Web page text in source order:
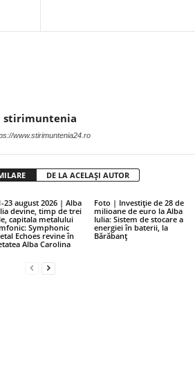
stirimuntenia
www.stirimuntenia24.ro
DE LA ACELAȘI AUTOR
23 august 2026 | Alba
devine, timp de trei
capitala metalului
Symphonic
Echoes revine în
Alba Carolina
Foto | Investiție de 28 de
milioane de euro la Alba
Iulia: Sistem de stocare a
energiei în baterii, la
Bărăbanț